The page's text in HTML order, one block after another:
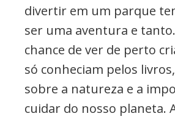
divertir em um parque
ser uma aventura e
chance de ver de perto
só conheciam pelos
sobre a natureza e a
cuidar do nosso planeta.